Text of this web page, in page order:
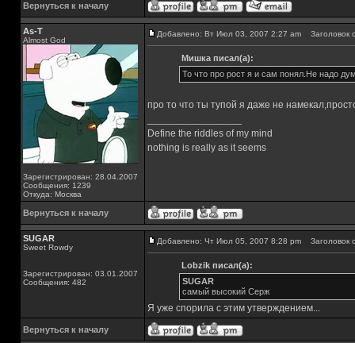
Вернуться к началу
As-T
Almost God
Зарегистрирован: 28.04.2007
Сообщения: 1239
Откуда: Москва
Добавлено: Вт Июл 03, 2007 2:27 am Заголовок
Мишка писал(а):
То что про рост я и сам понял.Не надо
про то что ты тупой я даже не
Define the riddles of my mind
nothing is really as it seems
Вернуться к началу
SUGAR
Sweet Rowdy
Зарегистрирован: 03.01.2007
Сообщения: 482
Добавлено: Чт Июл 05, 2007 8:28 pm Заголовок
Lobzik писал(а):
SUGAR
самый высокий Серж
Я уже спорила с этим утверждением...
Вернуться к началу